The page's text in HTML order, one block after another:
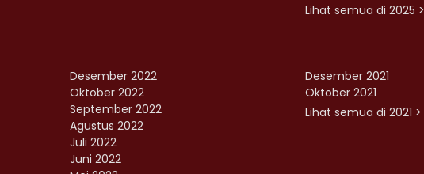
Lihat semua di 2025 >
Desember 2022
Oktober 2022
September 2022
Agustus 2022
Juli 2022
Juni 2022
Desember 2021
Oktober 2021
Lihat semua di 2021 >